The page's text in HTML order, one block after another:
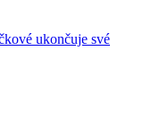
ukončuje své